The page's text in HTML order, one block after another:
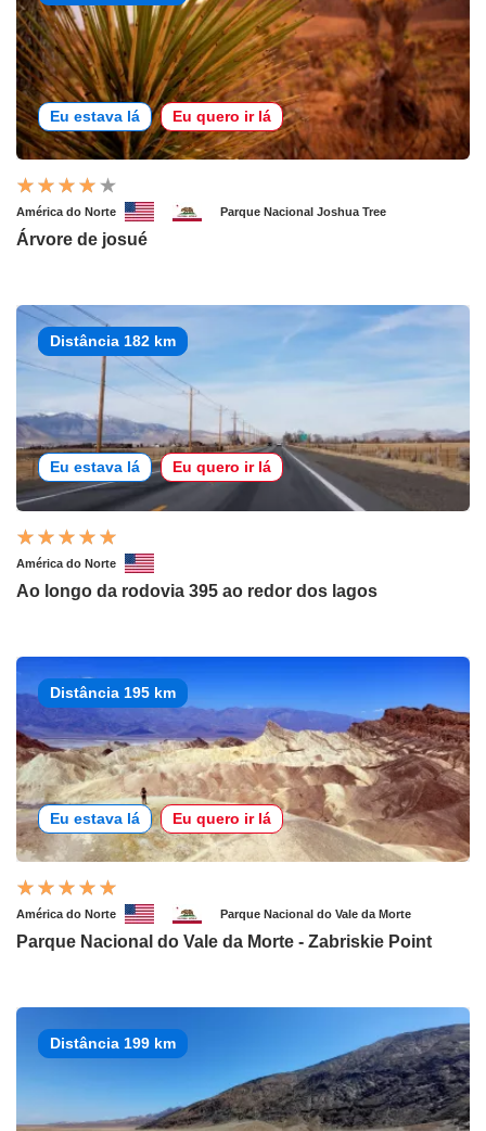
Eu estava lá Eu quero ir lá
América do Norte Parque Nacional Joshua Tree
Árvore de josué
Distância 182 km
Eu estava lá Eu quero ir lá
América do Norte
Ao longo da rodovia 395 ao redor dos lagos
Distância 195 km
Eu estava lá Eu quero ir lá
América do Norte Parque Nacional do Vale da Morte
Parque Nacional do Vale da Morte - Zabriskie Point
Distância 199 km